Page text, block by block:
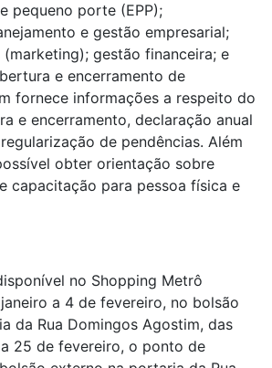
pequeno porte (EPP);
e gestão empresarial;
gestão financeira; e
e encerramento de
fornece informações a respeito do
e encerramento, declaração anual
de pendências. Além
obter orientação sobre
capacitação para pessoa física e
no Shopping Metrô
a 4 de fevereiro, no bolsão
da Rua Domingos Agostim, das
a 25 de fevereiro, o ponto de